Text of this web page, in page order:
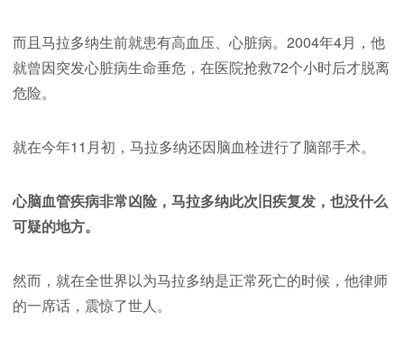
而且马拉多纳生前就患有高血压、心脏病。2004年4月，他
就曾因突发心脏病生命垂危，在医院抢救72个小时后才脱离
危险。
就在今年11月初，马拉多纳还因脑血栓进行了脑部手术。
心脑血管疾病非常凶险，马拉多纳此次旧疾复发，也没什么
可疑的地方。
然而，就在全世界以为马拉多纳是正常死亡的时候，他律师
的一席话，震惊了世人。